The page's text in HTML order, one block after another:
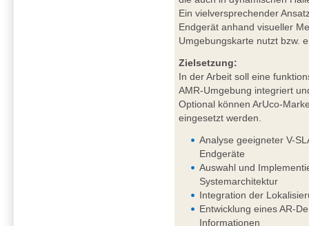
Ein vielversprechender
Endgerät anhand visueller
Umgebungskarte nutzt bzw.
Zielsetzung:
In der Arbeit soll eine
AMR-Umgebung integriert
Optional können ArUco-
eingesetzt werden.
Analyse geeigneter V-
Endgeräte
Auswahl und
Systemarchitektur
Integration der
Entwicklung eines AR-
Informationen